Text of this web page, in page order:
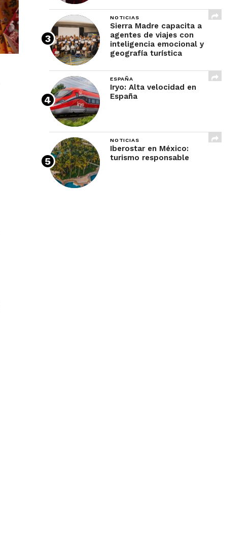
NOTICIAS
Sierra Madre capacita a
agentes de viajes con
inteligencia emocional y
geografía turística
ESPAÑA
Iryo: Alta velocidad en
España
NOTICIAS
Iberostar en México:
turismo responsable